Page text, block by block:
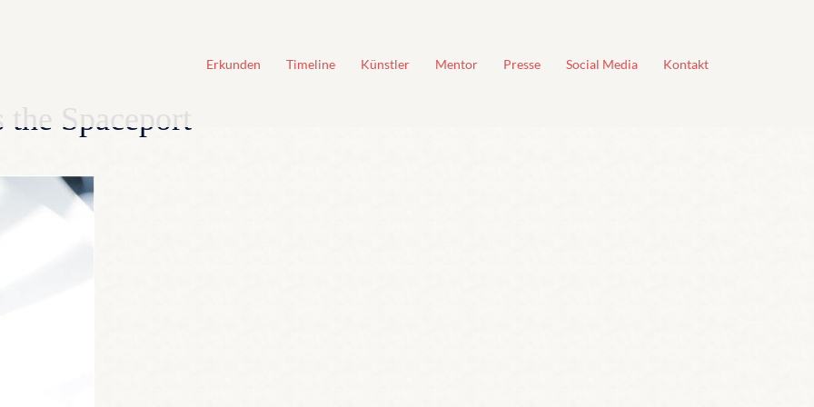
Erkunden Timeline Künstler Mentor Presse Social Media Kontakt
Spaceport